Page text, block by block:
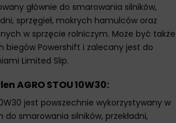
głównie do smarowania silników,
sprzęgieł, mokrych hamulców oraz
w sprzęcie rolniczym. Może być także
biegów Powershift i zalecany jest do
Limited Slip.
AGRO STOU 10W30:
jest powszechnie wykorzystywany w
smarowania silników, przekładni,